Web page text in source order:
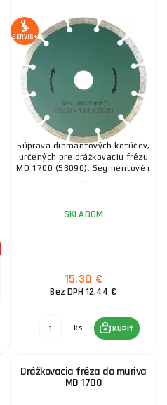
SERVIS+
Súprava diamantových kotúčov,
určených pre drážkovaciu frézu
MD 1700 (58090). Segmentové r
...
SKLADOM
15,30 €
Bez DPH 12,44 €
ks KÚPIŤ
Drážkovacia fréza do muriva
MD 1700